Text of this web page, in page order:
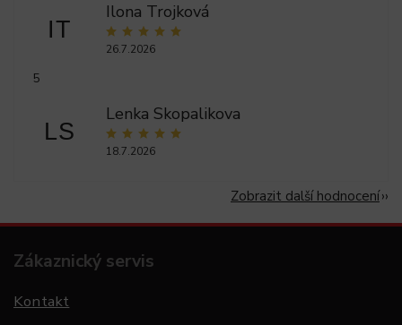
IT
Ilona Trojková
26.7.2026
5
LS
Lenka Skopalikova
18.7.2026
Zobrazit další hodnocení
Zákaznický servis
Kontakt